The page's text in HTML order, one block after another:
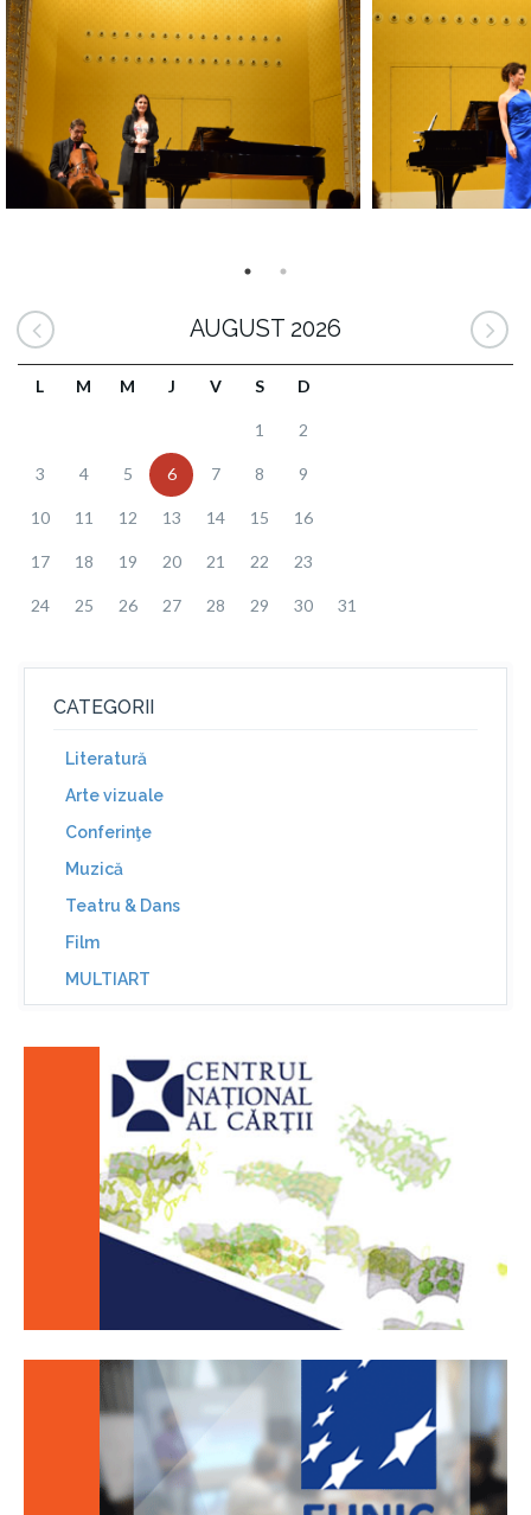
AUGUST 2026
L M M J V S D
1 2
3 4 5 6 7 8 9
10 11 12 13 14 15 16
17 18 19 20 21 22 23
24 25 26 27 28 29 30 31
CATEGORII
Literatură
Arte vizuale
Conferinţe
Muzică
Teatru & Dans
Film
MULTIART